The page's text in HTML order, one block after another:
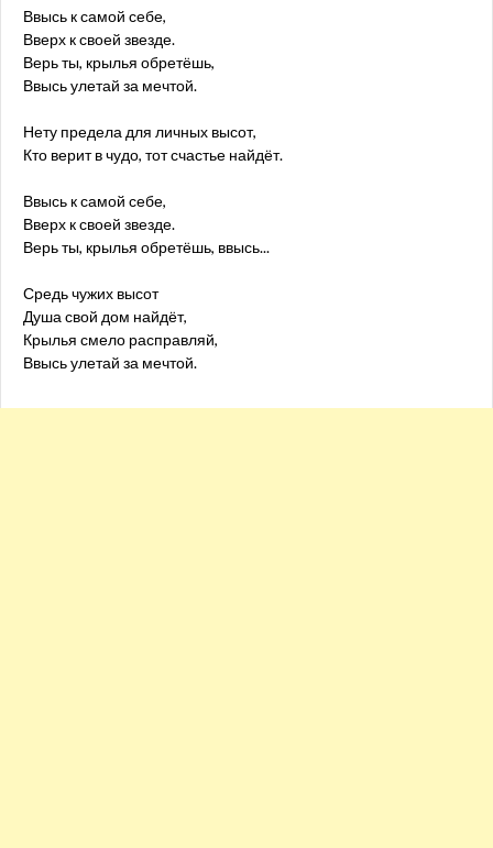
Ввысь к самой себе,
Вверх к своей звезде.
Верь ты, крылья обретёшь,
Ввысь улетай за мечтой.
Нету предела для личных высот,
Кто верит в чудо, тот счастье найдёт.
Ввысь к самой себе,
Вверх к своей звезде.
Верь ты, крылья обретёшь, ввысь...
Средь чужих высот
Душа свой дом найдёт,
Крылья смело расправляй,
Ввысь улетай за мечтой.